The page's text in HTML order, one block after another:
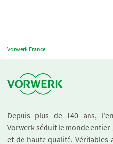
Vorwerk France
Depuis plus de 140 ans,
Vorwerk séduit le monde
et de haute qualité. Véritables